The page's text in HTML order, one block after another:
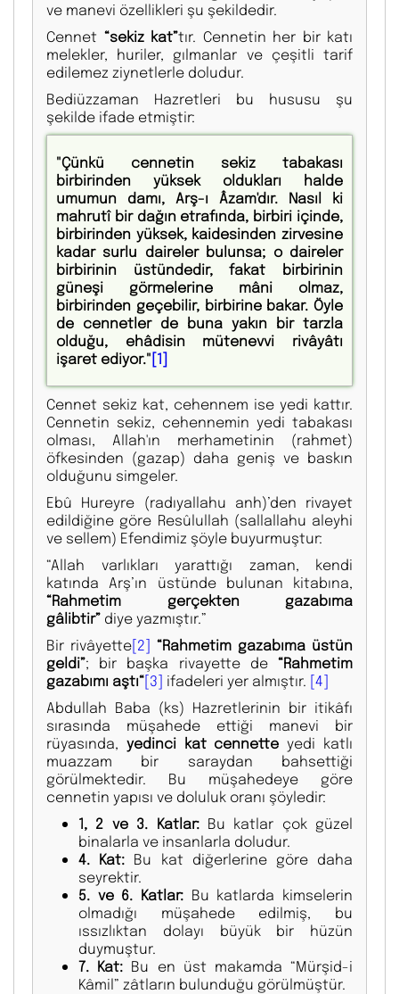
ve manevi özellikleri şu şekildedir.
Cennet “sekiz kat”tır. Cennetin her bir katı
melekler, huriler, gılmanlar ve çeşitli tarif
edilemez ziynetlerle doludur.
Bediüzzaman Hazretleri bu hususu şu
şekilde ifade etmiştir:
"Çünkü cennetin sekiz tabakası
birbirinden yüksek oldukları halde
umumun damı, Arş-ı Âzam'dır. Nasıl ki
mahrutî bir dağın etrafında, birbiri içinde,
birbirinden yüksek, kaidesinden zirvesine
kadar surlu daireler bulunsa; o daireler
birbirinin üstündedir, fakat birbirinin
güneşi görmelerine mâni olmaz,
birbirinden geçebilir, birbirine bakar. Öyle
de cennetler de buna yakın bir tarzla
olduğu, ehâdisin mütenevvi rivâyâtı
işaret ediyor."[1]
Cennet sekiz kat, cehennem ise yedi kattır.
Cennetin sekiz, cehennemin yedi tabakası
olması, Allah'ın merhametinin (rahmet)
öfkesinden (gazap) daha geniş ve baskın
olduğunu simgeler.
Ebû Hureyre (radıyallahu anh)’den rivayet
edildiğine göre Resûlullah (sallallahu aleyhi
ve sellem) Efendimiz şöyle buyurmuştur:
“Allah varlıkları yarattığı zaman, kendi
katında Arş’ın üstünde bulunan kitabına,
“Rahmetim gerçekten gazabıma
gâlibtir” diye yazmıştır.”
Bir rivâyette[2] “Rahmetim gazabıma üstün
geldi”; bir başka rivayette de “Rahmetim
gazabımı aştı“[3] ifadeleri yer almıştır. [4]
Abdullah Baba (ks) Hazretlerinin bir itikâfı
sırasında müşahede ettiği manevi bir
rüyasında, yedinci kat cennette yedi katlı
muazzam bir saraydan bahsettiği
görülmektedir. Bu müşahedeye göre
cennetin yapısı ve doluluk oranı şöyledir:
1, 2 ve 3. Katlar:Bu katlar çok güzel
binalarla ve insanlarla doludur.
4. Kat: Bu kat diğerlerine göre daha
seyrektir.
5. ve 6. Katlar: Bu katlarda kimselerin
olmadığı müşahede edilmiş, bu
ıssızlıktan dolayı büyük bir hüzün
duymuştur.
7. Kat: Bu en üst makamda “Mürşid-i
Kâmil” zâtların bulunduğu görülmüştür.